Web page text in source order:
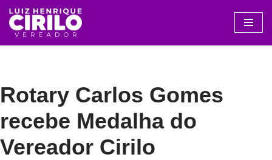
Avançar
para
Rotary Carlos Gomes
recebe Medalha do
Vereador Cirilo